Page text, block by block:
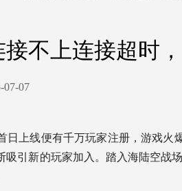
不上连接超时
07-07
日上线便有千万玩家注册，游戏
吸引新的玩家加入。踏入海陆空战